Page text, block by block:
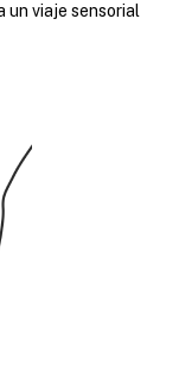
un viaje sensorial